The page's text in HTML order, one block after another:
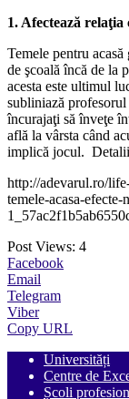
1. Afectează
Temele pentru
de şcoală încă de la
acesta este ultimul
subliniază
încurajaţi să înveţe
află la vârsta când
implică jocul. Detalii
http://adevarul.ro/
temele-acasa-
Post Views: 4
Facebook
Email
Telegram
Viber
Copy URL
Universități
Centre de
Școli